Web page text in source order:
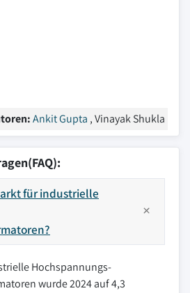
Ankit Gupta , Vinayak Shukla
für industrielle
Hochspannungs-
wurde 2024 auf 4,3